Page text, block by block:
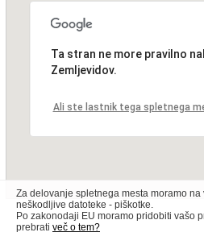
Ta stran ne more pravilno
Zemljevidov.
Ali ste lastnik tega spletnega
Za delovanje spletnega mesta moramo
neškodljive datoteke - piškotke.
Po zakonodaji EU moramo pridobiti vašo
prebrati več o tem?